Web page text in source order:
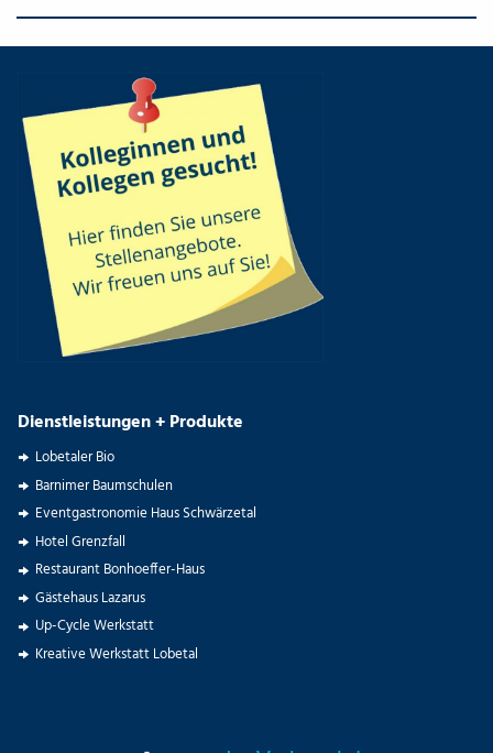
Dienstleistungen + Produkte
Lobetaler Bio
Barnimer Baumschulen
Eventgastronomie Haus Schwärzetal
Hotel Grenzfall
Restaurant Bonhoeffer-Haus
Gästehaus Lazarus
Up-Cycle Werkstatt
Kreative Werkstatt Lobetal